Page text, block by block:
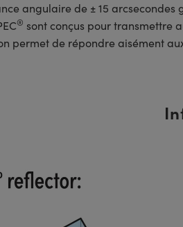
angulaire de ± 15
® sont conçus pour transmettre
permet de répondre aisément